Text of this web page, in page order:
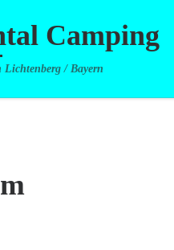
Camping
Lichtenberg / Bayern